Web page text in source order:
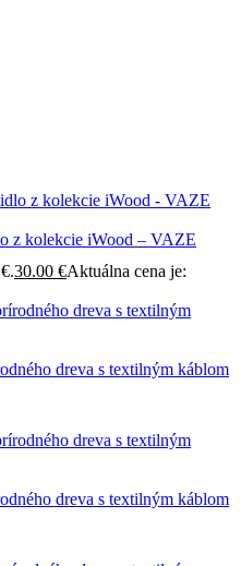
z kolekcie iWood – VAZE
30.00 €Aktuálna cena je:
dreva s textilným káblom
dreva s textilným káblom